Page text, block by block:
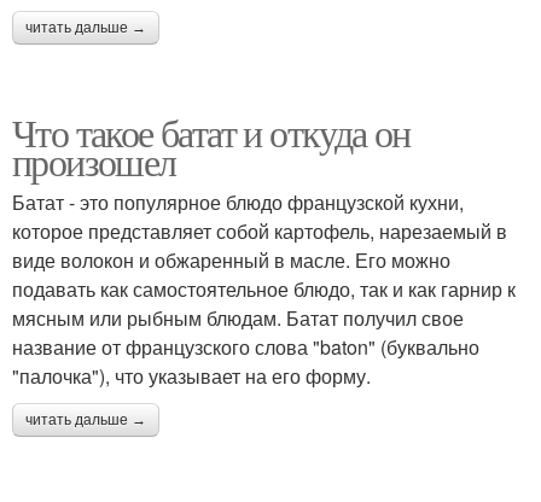
читать дальше →
Что такое батат и откуда он
произошел
Батат - это популярное блюдо французской кухни,
которое представляет собой картофель, нарезаемый в
виде волокон и обжаренный в масле. Его можно
подавать как самостоятельное блюдо, так и как гарнир к
мясным или рыбным блюдам. Батат получил свое
название от французского слова "baton" (буквально
"палочка"), что указывает на его форму.
читать дальше →